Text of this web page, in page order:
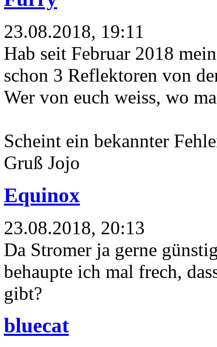
23.08.2018, 19:11
Hab seit Februar 2018
schon 3 Reflektoren von
Wer von euch weiss, wo
Scheint ein bekannter
Gruß Jojo
Equinox
23.08.2018, 20:13
Da Stromer ja gerne
behaupte ich mal frech,
gibt?
bluecat